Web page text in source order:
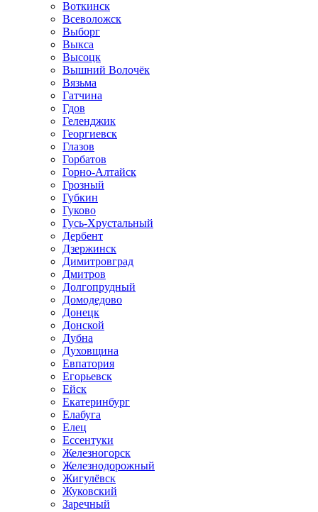
Воткинск
Всеволожск
Выборг
Выкса
Высоцк
Вышний Волочёк
Вязьма
Гатчина
Гдов
Геленджик
Георгиевск
Глазов
Горбатов
Горно-Алтайск
Грозный
Губкин
Гуково
Гусь-Хрустальный
Дербент
Дзержинск
Димитровград
Дмитров
Долгопрудный
Домодедово
Донецк
Донской
Дубна
Духовщина
Евпатория
Егорьевск
Ейск
Екатеринбург
Елабуга
Елец
Ессентуки
Железногорск
Железнодорожный
Жигулёвск
Жуковский
Заречный